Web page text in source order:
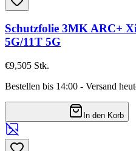
Schutzfolie 3MK ARC+
5G/11T 5G
€9,505 Stk.
Bestellen bis 14:00 - Versand
In den Korb